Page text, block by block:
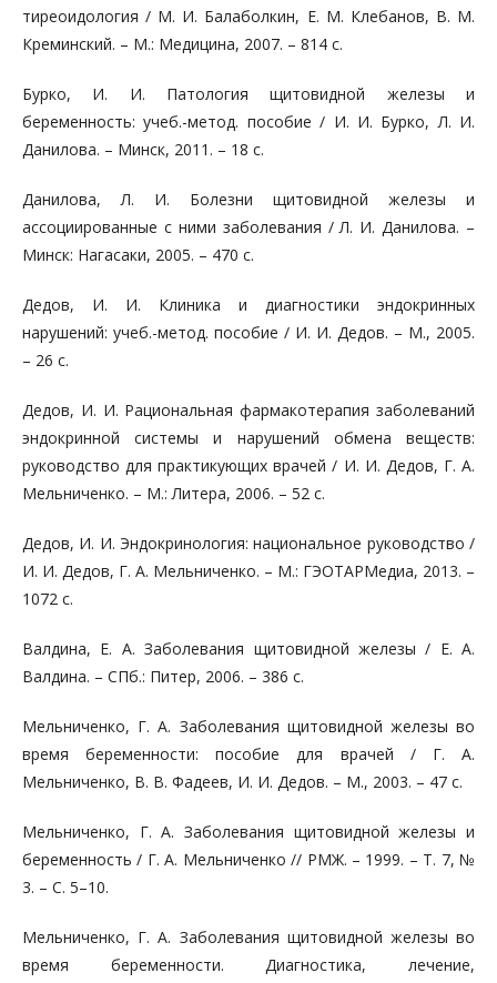
тиреоидология / М. И. Балаболкин, Е. М. Клебанов, В. М.
Креминский. – М.: Медицина, 2007. – 814 с.
Бурко, И. И. Патология щитовидной железы и
беременность: учеб.-метод. пособие / И. И. Бурко, Л. И.
Данилова. – Минск, 2011. – 18 с.
Данилова, Л. И. Болезни щитовидной железы и
ассоциированные с ними заболевания / Л. И. Данилова. –
Минск: Нагасаки, 2005. – 470 с.
Дедов, И. И. Клиника и диагностики эндокринных
нарушений: учеб.-метод. пособие / И. И. Дедов. – М., 2005.
– 26 с.
Дедов, И. И. Рациональная фармакотерапия заболеваний
эндокринной системы и нарушений обмена веществ:
руководство для практикующих врачей / И. И. Дедов, Г. А.
Мельниченко. – М.: Литера, 2006. – 52 с.
Дедов, И. И. Эндокринология: национальное руководство /
И. И. Дедов, Г. А. Мельниченко. – М.: ГЭОТАРМедиа, 2013. –
1072 с.
Валдина, Е. А. Заболевания щитовидной железы / Е. А.
Валдина. – СПб.: Питер, 2006. – 386 с.
Мельниченко, Г. А. Заболевания щитовидной железы во
время беременности: пособие для врачей / Г. А.
Мельниченко, В. В. Фадеев, И. И. Дедов. – М., 2003. – 47 с.
Мельниченко, Г. А. Заболевания щитовидной железы и
беременность / Г. А. Мельниченко // РМЖ. – 1999. – Т. 7, №
3. – С. 5–10.
Мельниченко, Г. А. Заболевания щитовидной железы во
время беременности. Диагностика, лечение,